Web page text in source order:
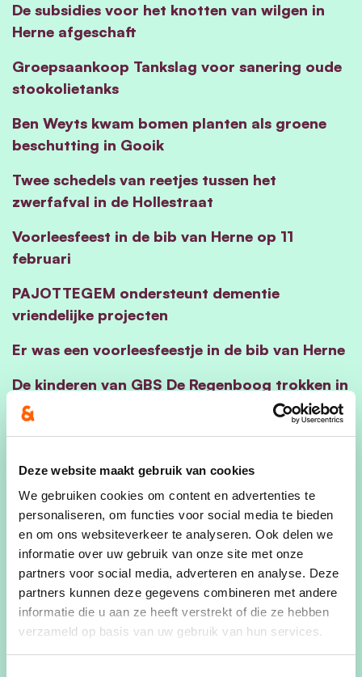
Deze website maakt gebruik van cookies
We gebruiken cookies om content en advertenties te
personaliseren, om functies voor social media te bieden
en om ons websiteverkeer te analyseren. Ook delen we
informatie over uw gebruik van onze site met onze
partners voor social media, adverteren en analyse. Deze
partners kunnen deze gegevens combineren met andere
informatie die u aan ze heeft verstrekt of die ze hebben
verzameld op basis van uw gebruik van hun services.
De subsidies voor het knotten van wilgen in
Herne afgeschaft
Groepsaankoop Tankslag voor sanering oude
stookolietanks
Ben Weyts kwam bomen planten als groene
beschutting in Gooik
Twee schedels van reetjes tussen het
zwerfafval in de Hollestraat
Voorleesfeest in de bib van Herne op 11
februari
PAJOTTEGEM ondersteunt dementie
vriendelijke projecten
Er was een voorleesfeestje in de bib van Herne
De kinderen van GBS De Regenboog trokken in
stoet de straat op om carnaval te vieren
Ademsessie in Plattelandscentrum
Paddenbroek op 26 februari
Walmenbrand op 22 februari op de top van
de Bosberg in Galmaarden
Denk jij mee over toerisme in onze gemeente?
De voor- en naschoolse opvang zal
veranderen vanaf volgend schooljaar in
Pajottegem